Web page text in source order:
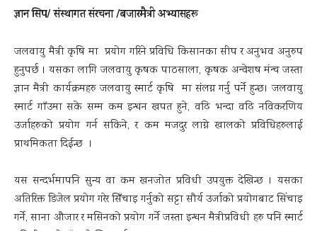
ज्ञान सिप/ संस्थागत संरचना /बजारमैत्री अभ्यासहरू
जलवायु मैत्री कृषि मा प्रयोग गरिने प्रविधि किसानका सीप र अनुभव अनुरुप
हुनुपर्छ । यसका लागि जलवायु कृषक पाठसाला, कृषक अन्वेशष मंन्च जस्ता
ज्ञान मैत्री कार्यक्रमहरु जलवायु स्मार्ट कृषि मा संलग्न गर्नु पर्ने हुन्छ। जलवायु
स्मार्ट गाँउमा सके सम्म कम इन्धन खपत हुने, वढि भन्दा वढि नविकरणिय
उर्जाहरुको प्रयोग गर्न सकिने, र कम मजदुर लाग्ने खालको प्रविधिहरुलाई
प्राथमिकता दिईन्छ ।
यस सन्दर्भमापनि सुन्य वा कम खनजोत प्रविधी उपयुक्त देखिन्छ । यसका
अतिरिक्त डिजेल प्रयोग गरेर सिँचाइ गर्नुको सट्टा सौर्य उर्जाको प्रयोगबाट सिंचाइ
गर्ने, साना औजार र मसिनको प्रयोग गर्ने जस्ता इन्धन मैत्रीप्रविधी हरु पनि स्मार्ट